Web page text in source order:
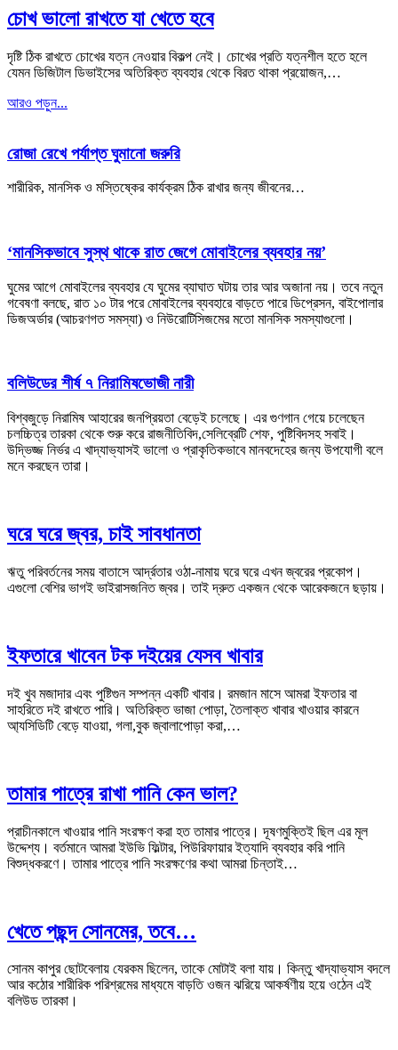
চোখ ভালো রাখতে যা খেতে হবে
দৃষ্টি ঠিক রাখতে চোখের যত্ন নেওয়ার বিকল্প নেই। চোখের প্রতি যত্নশীল হতে হলে
যেমন ডিজিটাল ডিভাইসের অতিরিক্ত ব্যবহার থেকে বিরত থাকা প্রয়োজন,…
আরও পড়ুন...
রোজা রেখে পর্যাপ্ত ঘুমানো জরুরি
শারীরিক, মানসিক ও মস্তিষ্কের কার্যক্রম ঠিক রাখার জন্য জীবনের…
‘মানসিকভাবে সুস্থ থাকে রাত জেগে মোবাইলের ব্যবহার নয়’
ঘুমের আগে মোবাইলের ব্যবহার যে ঘুমের ব্যাঘাত ঘটায় তার আর অজানা নয়। তবে নতুন
গবেষণা বলছে, রাত ১০ টার পরে মোবাইলের ব্যবহারে বাড়তে পারে ডিপ্রেসন, বাইপোলার
ডিজঅর্ডার (আচরণগত সমস্যা) ও নিউরোটিসিজমের মতো মানসিক সমস্যাগুলো।
বলিউডের শীর্ষ ৭ নিরামিষভোজী নারী
বিশ্বজুড়ে নিরামিষ আহারের জনপ্রিয়তা বেড়েই চলেছে। এর গুণগান গেয়ে চলেছেন
চলচ্চিত্র তারকা থেকে শুরু করে রাজনীতিবিদ,সেলিব্রেটি শেফ, পুষ্টিবিদসহ সবাই।
উদ্ভিজ্জ নির্ভর এ খাদ্যাভ্যাসই ভালো ও প্রাকৃতিকভাবে মানবদেহের জন্য উপযোগী বলে
মনে করছেন তারা।
ঘরে ঘরে জ্বর, চাই সাবধানতা
ঋতু পরিবর্তনের সময় বাতাসে আর্দ্রতার ওঠা-নামায় ঘরে ঘরে এখন জ্বরের প্রকোপ।
এগুলো বেশির ভাগই ভাইরাসজনিত জ্বর। তাই দ্রুত একজন থেকে আরেকজনে ছড়ায়।
ইফতারে খাবেন টক দইয়ের যেসব খাবার
দই খুব মজাদার এবং পুষ্টিগুন সম্পন্ন একটি খাবার। রমজান মাসে আমরা ইফতার বা
সাহরিতে দই রাখতে পারি। অতিরিক্ত ভাজা পোড়া, তৈলাক্ত খাবার খাওয়ার কারনে
আ্যসিডিটি বেড়ে যাওয়া, গলা,বুক জ্বালাপোড়া করা,…
তামার পাত্রে রাখা পানি কেন ভাল?
প্রাচীনকালে খাওয়ার পানি সংরক্ষণ করা হত তামার পাত্রে। দূষণমুক্তিই ছিল এর মূল
উদ্দেশ্য। বর্তমানে আমরা ইউভি ফিল্টার, পিউরিফায়ার ইত্যাদি ব্যবহার করি পানি
বিশুদ্ধকরণে। তামার পাত্রে পানি সংরক্ষণের কথা আমরা চিন্তাই…
খেতে পছন্দ সোনমের, তবে…
সোনম কাপুর ছোটবেলায় যেরকম ছিলেন, তাকে মোটাই বলা যায়। কিন্তু খাদ্যাভ্যাস বদলে
আর কঠোর শারীরিক পরিশ্রমের মাধ্যমে বাড়তি ওজন ঝরিয়ে আকর্ষণীয় হয়ে ওঠেন এই
বলিউড তারকা।